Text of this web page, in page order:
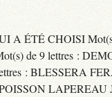
A ÉTÉ CHOISI
de 9 lettres :
: BLESSERA
LAPEREAU